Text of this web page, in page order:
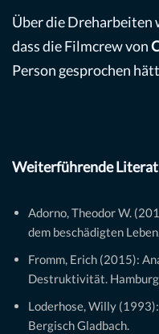
Über die Dreharbeiten
dass die Filmcrew von
Person gesprochen
Weiterführende
Adorno, Theodor W.
dem beschädigten
Fromm, Erich (2015):
Destruktivität.
Loderhose, Willy
Bergisch Gladbach.